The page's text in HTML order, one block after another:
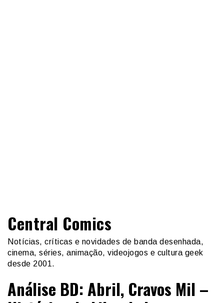
Central Comics
Notícias, críticas e novidades de banda desenhada,
cinema, séries, animação, videojogos e cultura geek
desde 2001.
Análise BD: Abril, Cravos Mil –